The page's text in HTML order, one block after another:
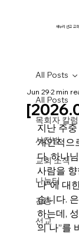
새누리 선교 교회
All Posts
목회자 칼럼
사진방
교회 소식
나눔터
간증
선교
All Posts
Jun 292 min
지난 주
개인적으
다. 하나
사람을
나”에 대
습니다.
하는데,
의 나”를